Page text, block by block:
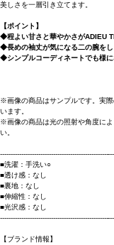
美しさを一層引き立てます。
【ポイント】
◆程よい甘さと華やかさがADIEU
◆長めの袖丈が気になる二の腕をし
◆シンプルコーディネートでも様に
※画像の商品はサンプルです。実
います。
※画像の商品は光の照射や角度に
い。
■洗濯：手洗い○
■透け感：なし
■裏地：なし
■伸縮性：なし
■光沢感：なし
【ブランド情報】